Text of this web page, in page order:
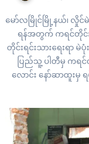
မော်လမြိုင်မြို့နယ်၊ လှို
ရန်အတွက် ကရင်တိုင်း
တိုင်းရင်းသားရေးရာ
ပြည်သူ့ ပါတီမှ ကရင်
လောင်း နော်ဆာထူးမှ